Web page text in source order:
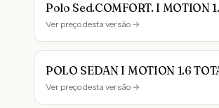
Polo Sed.COMFORT. I MOTION
Ver preço desta versão →
POLO SEDAN I MOTION 1.6
Ver preço desta versão →